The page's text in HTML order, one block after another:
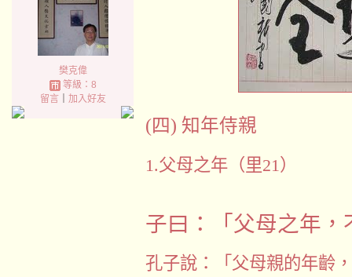
樊克偉
等級：8
留言｜ 加入好友
(四) 知年侍親
1.父母之年（里21）
子曰：「父母之年，
孔子說：「父母親的年齡